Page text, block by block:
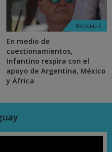
Noticias 5
En medio de
cuestionamientos,
Infantino respira con el
apoyo de Argentina, México
y África